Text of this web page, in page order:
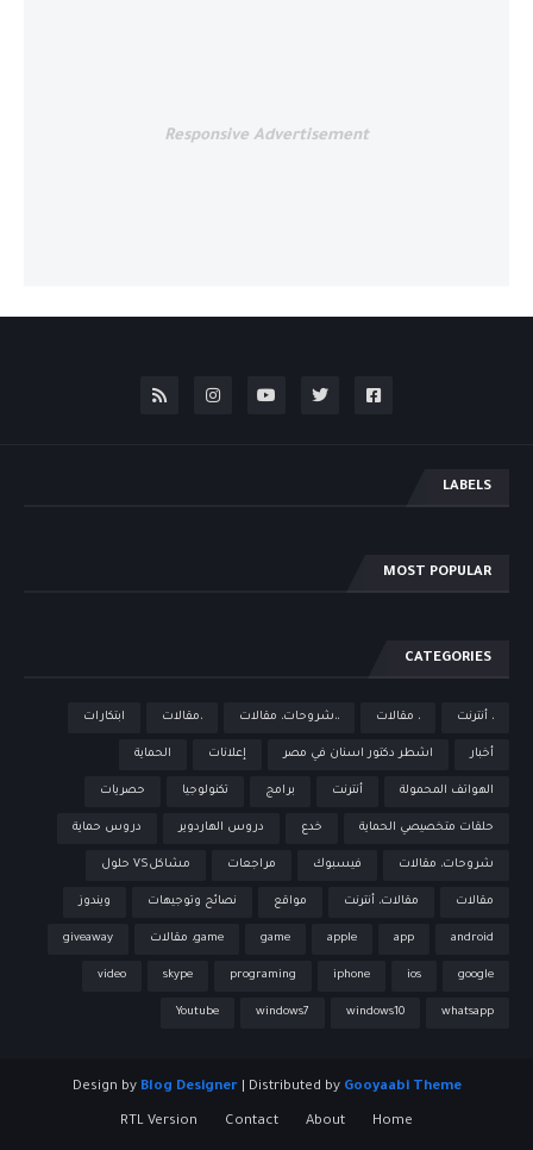
Responsive Advertisement
LABELS
MOST POPULAR
CATEGORIES
، أنترنت ، مقالات ،،شروحات، مقالات ،مقالات ابتكارات
أخبار اشطر دكتور اسنان في مصر إعلانات الحماية
الهواتف المحمولة أنترنت برامج تكنولوجيا حصريات
حلقات متخصيصي الحماية خدع دروس الهاردوير دروس حماية
شروحات، مقالات فيسبوك مراجعات مشاكلVS حلول
مقالات مقالات، أنترنت مواقع نصائح وتوجيهات ويندوز
android
app
apple
game game، مقالات giveaway
google
ios
iphone
programing
skype
video
whatsapp
windows10
windows7
Youtube
Design by Blog Designer| Distributed by Gooyaabi Theme
Home
About
Contact
RTL Version